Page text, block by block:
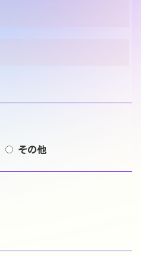
その他